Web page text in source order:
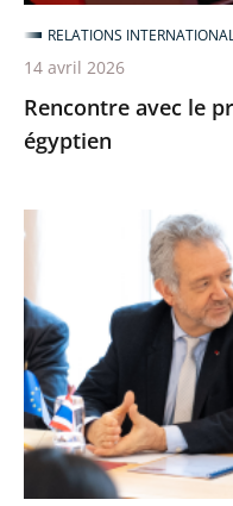
Rencontre avec le
égyptien
RELATIONS
14 avril 2026
les
juridictions
suprêmes
thaïlandaises
au
Conseil
d’État